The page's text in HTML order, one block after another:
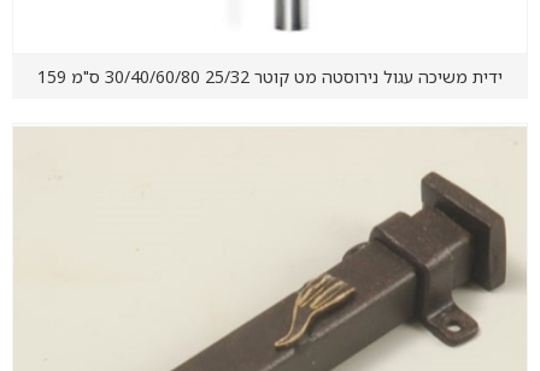
ידית משיכה עגול נירוסטה מט קוטר 25/32 30/40/60/80 ס"מ 159